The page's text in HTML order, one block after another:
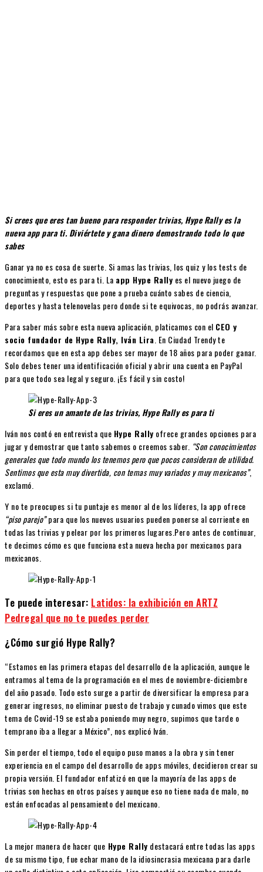
Si crees que eres tan bueno para responder trivias, Hype Rally es la
nueva app para ti. Diviértete y gana dinero demostrando todo lo que
sabes
Ganar ya no es cosa de suerte. Si amas las trivias, los quiz y los tests de
conocimiento, esto es para ti. La app Hype Rally es el nuevo juego de
preguntas y respuestas que pone a prueba cuánto sabes de ciencia,
deportes y hasta telenovelas pero donde si te equivocas, no podrás avanzar.
Para saber más sobre esta nueva aplicación, platicamos con el CEO y
socio fundador de Hype Rally, Iván Lira . En Ciudad Trendy te
recordamos que en esta app debes ser mayor de 18 años para poder ganar.
Solo debes tener una identificación oficial y abrir una cuenta en PayPal
para que todo sea legal y seguro. ¡Es fácil y sin costo!
Si eres un amante de las trivias, Hype Rally es para ti
Iván nos contó en entrevista que Hype Rally ofrece grandes opciones para
jugar y demostrar que tanto sabemos o creemos saber. “Son conocimientos
generales que todo mundo los tenemos pero que pocos consideran de utilidad.
Sentimos que esta muy divertida, con temas muy variados y muy mexicanos”,
exclamó.
Y no te preocupes si tu puntaje es menor al de los líderes, la app ofrece
“piso parejo”para que los nuevos usuarios pueden ponerse al corriente en
todas las trivias y pelear por los primeros lugares.Pero antes de continuar,
te decimos cómo es que funciona esta nueva hecha por mexicanos para
mexicanos.
Te puede interesar: Latidos: la exhibición en ARTZ
Pedregal que no te puedes perder
¿Cómo surgió Hype Rally?
“Estamos en las primera etapas del desarrollo de la aplicación, aunque le
entramos al tema de la programación en el mes de noviembre-diciembre
del año pasado. Todo esto surge a partir de diversificar la empresa para
generar ingresos, no eliminar puesto de trabajo y cunado vimos que este
tema de Covid-19 se estaba poniendo muy negro, supimos que tarde o
temprano iba a llegar a México”, nos explicó Iván.
Sin perder el tiempo, todo el equipo puso manos a la obra y sin tener
experiencia en el campo del desarrollo de apps móviles, decidieron crear su
propia versión. El fundador enfatizó en que la mayoría de las apps de
trivias son hechas en otros países y aunque eso no tiene nada de malo, no
están enfocadas al pensamiento del mexicano.
La mejor manera de hacer que Hype Rally destacará entre todas las apps
de su mismo tipo, fue echar mano de la idiosincrasia mexicana para darle